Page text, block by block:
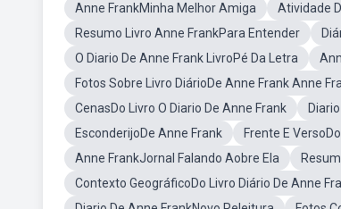
Anne FrankMinha Melhor Amiga
Atividade
Resumo Livro Anne FrankPara Entender
O Diario De Anne Frank LivroPé Da Letra
Fotos Sobre Livro DiárioDe Anne Frank Anne
CenasDo Livro O Diario De Anne Frank
EsconderijoDe Anne Frank
Frente E
Anne FrankJornal Falando Aobre Ela
Contexto GeográficoDo Livro Diário De Anne